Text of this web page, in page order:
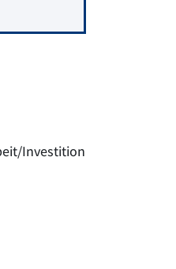
Investition